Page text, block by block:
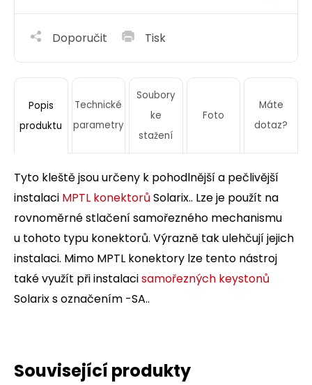
Doporučit Tisk
Popis
produktu
Technické
parametry
Soubory
ke
stažení
Foto
Máte
dotaz?
Tyto kleště jsou určeny k pohodlnější a pečlivější
instalaci MPTL konektorů Solarix.. Lze je použít na
rovnoměrné stlačení samořezného mechanismu
u tohoto typu konektorů. Výrazně tak ulehčují jejich
instalaci. Mimo MPTL konektory lze tento nástroj
také využít při instalacisamořezných keystonů
Solarix s označením -SA..
Související produkty